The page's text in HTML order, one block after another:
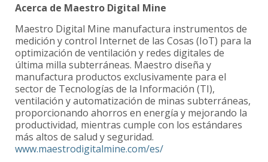
Acerca de Maestro Digital Mine
Maestro Digital Mine manufactura instrumentos de
medición y control Internet de las Cosas (IoT) para la
optimización de ventilación y redes digitales de
última milla subterráneas. Maestro diseña y
manufactura productos exclusivamente para el
sector de Tecnologías de la Información (TI),
ventilación y automatización de minas subterráneas,
proporcionando ahorros en energía y mejorando la
productividad, mientras cumple con los estándares
más altos de salud y seguridad.
www.maestrodigitalmine.com/es/